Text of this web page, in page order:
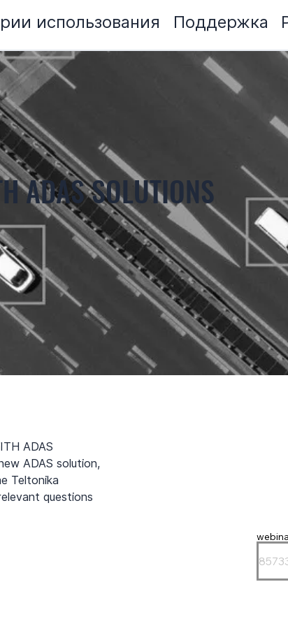
использования Поддержка
ADAS SOLUTIONS
ADAS
ADAS solution,
Teltonika
questions